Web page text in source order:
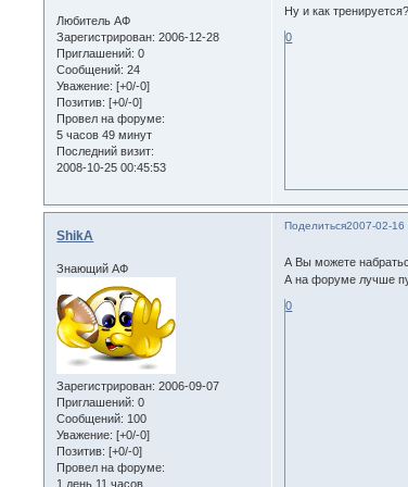
Любитель АФ
Зарегистрирован: 2006-12-28
Приглашений: 0
Сообщений: 24
Уважение: [+0/-0]
Позитив: [+0/-0]
Провел на форуме:
5 часов 49 минут
Последний визит:
2008-10-25 00:45:53
Ну и как
0
Поделиться2007-02-16
ShikA
Знающий АФ
Зарегистрирован: 2006-09-07
Приглашений: 0
Сообщений: 100
Уважение: [+0/-0]
Позитив: [+0/-0]
Провел на форуме:
1 день 11 часов
А Вы можете
А на форуме лучше
0